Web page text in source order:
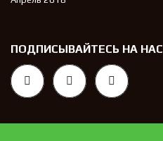
ПОДПИСЫВАЙТЕСЬ НА НАС